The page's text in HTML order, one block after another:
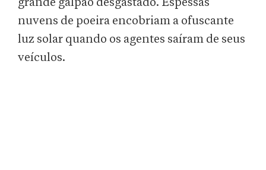
grande galpão desgastado. Espessas
nuvens de poeira encobriam a ofuscante
luz solar quando os agentes saíram de seus
veículos.